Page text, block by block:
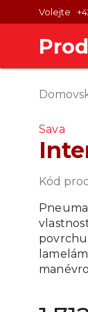
Volejte
Sava
Kód